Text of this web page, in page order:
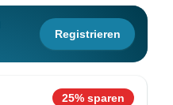
Registrieren
25% sparen